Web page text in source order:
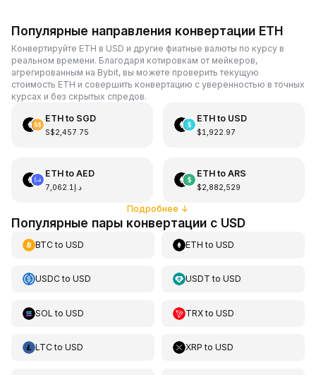
Популярные направления конвертации ETH
Конвертируйте ETH в USD и другие фиатные валюты по курсу в
реальном времени. Благодаря котировкам от мейкеров,
агрегированным на Bybit, вы можете проверить текущую
стоимость ETH и совершить конвертацию с уверенностью в точных
курсах и без скрытых спредов.
ETHto SGD
S$2,457.75
ETHto USD
$1,922.97
ETHto AED
د.إ7,062.1
ETHto ARS
$2,882,529
Подробнее ↓
Популярные пары конвертации с USD
BTCto USD ETH toUSD
USDCto USD USDT toUSD
SOL to USD TRXtoUSD
LTCto USD XRP toUSD